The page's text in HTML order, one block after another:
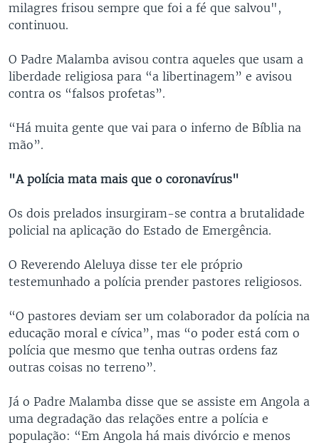
milagres frisou sempre que foi a fé que salvou",
continuou.
O Padre Malamba avisou contra aqueles que usam a
liberdade religiosa para “a libertinagem” e avisou
contra os “falsos profetas”.
“Há muita gente que vai para o inferno de Bíblia na
mão”.
"A polícia mata mais que o coronavírus"
Os dois prelados insurgiram-se contra a brutalidade
policial na aplicação do Estado de Emergência.
O Reverendo Aleluya disse ter ele próprio
testemunhado a polícia prender pastores religiosos.
“O pastores deviam ser um colaborador da polícia na
educação moral e cívica”, mas “o poder está com o
polícia que mesmo que tenha outras ordens faz
outras coisas no terreno”.
Já o Padre Malamba disse que se assiste em Angola a
uma degradação das relações entre a polícia e
população: “Em Angola há mais divórcio e menos